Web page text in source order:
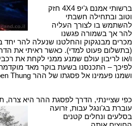
ברשותי אמנם ג'יפ 4X4 חזק
וטוב ובתחילה חשבתי
להשתמש בו לצורך העליה
להר אך בשמורה פגשנו
מכרים מבנגקוק והחלטנו שנעלה להר יחד
(בתשלום פעוט למדי). כאשר ראיתי את
ו/או לריבון עולם שמנע ממני לקחת את רכבי
לפיכך – התכנסנו בשעת בוקר מאד
ושמנו פעמינו אל פסגתו של ההר Panoen Thung.
כפי שציינתי, הדרך לפסגת ההר היא צרה,
עוברת בג'ונגל עבות, זרועה
בסלעים ונחלים קטנים